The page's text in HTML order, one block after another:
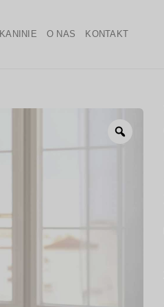
O NAS KONTAKT
Zoom